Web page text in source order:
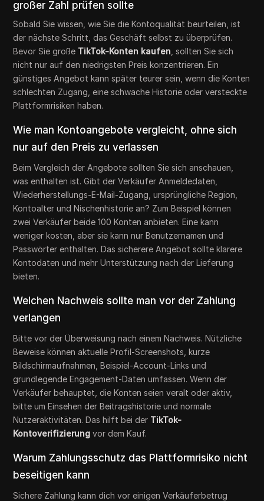
großer Zahl prüfen sollte
Sobald Sie wissen, wie Sie die Kontoqualität beurteilen, ist
der nächste Schritt, das Geschäft selbst zu überprüfen.
Bevor Sie große TikTok-Konten kaufen , sollten Sie sich
nicht nur auf den niedrigsten Preis konzentrieren. Ein
günstiges Angebot kann später teurer sein, wenn die Konten
schlechten Zugang, eine schwache Historie oder versteckte
Plattformrisiken haben.
Wie man Kontoangebote vergleicht, ohne sich
nur auf den Preis zu verlassen
Beim Vergleich der Angebote sollten Sie sich anschauen,
was enthalten ist. Gibt der Verkäufer Anmeldedaten,
Wiederherstellungs-E-Mail-Zugang, ursprüngliche Region,
Kontoalter und Nischenhistorie an? Zum Beispiel können
zwei Verkäufer beide 100 Konten anbieten. Eine kann
weniger kosten, aber sie kann nur Benutzernamen und
Passwörter enthalten. Das sicherere Angebot sollte klarere
Kontodaten und mehr Unterstützung nach der Lieferung
bieten.
Welchen Nachweis sollte man vor der Zahlung
verlangen
Bitte vor der Überweisung nach einem Nachweis. Nützliche
Beweise können aktuelle Profil-Screenshots, kurze
Bildschirmaufnahmen, Beispiel-Account-Links und
grundlegende Engagement-Daten umfassen. Wenn der
Verkäufer behauptet, die Konten seien veralt oder aktiv,
bitte um Einsehen der Beitragshistorie und normale
Nutzeraktivitäten. Das hilft bei der TikTok-
Kontoverifizierung vor dem Kauf.
Warum Zahlungsschutz das Plattformrisiko nicht
beseitigen kann
Sichere Zahlung kann dich vor einigen Verkäuferbetrug